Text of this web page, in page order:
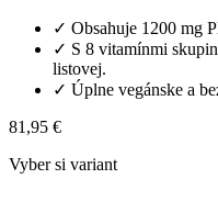
✓ Obsahuje 1200 mg
✓ S 8 vitamínmi
listovej.
✓ Úplne vegánske a
81,95 €
Vyber si variant